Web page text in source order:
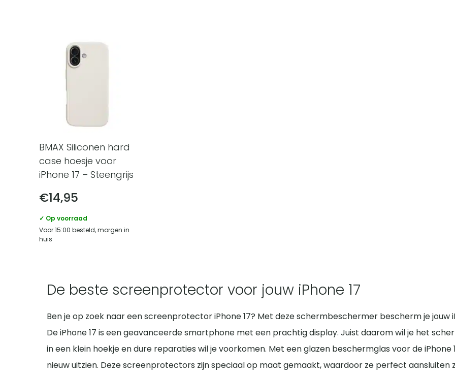
BMAX Siliconen hard
case hoesje voor
iPhone 17 – Steengrijs
€14,95
✓ Op voorraad
Voor 15:00 besteld, morgen in
huis
De beste screenprotector voor jouw iPhone 17
Ben je op zoek naar een screenprotector iPhone 17? Met deze schermbeschermer bescherm je jouw
De iPhone 17 is een geavanceerde smartphone met een prachtig display. Juist daarom wil je het
in een klein hoekje en dure reparaties wil je voorkomen. Met een glazen beschermglas voor de
nieuw uitzien. Deze screenprotectors zijn speciaal op maat gemaakt, waardoor ze perfect